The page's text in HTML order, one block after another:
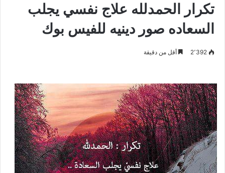
تكرار الحمدلله علاج نفسي يجلب
السعاده صور دينيه للفيس بوك
2٬392 أقل من دقيقة